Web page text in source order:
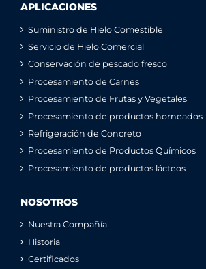
APLICACIONES
Suministro de Hielo Comestible
Servicio de Hielo Comercial
Conservación de pescado fresco
Procesamiento de Carnes
Procesamiento de Frutas y Vegetales
Procesamiento de productos horneados
Refrigeración de Concreto
Procesamiento de Productos Químicos
Procesamiento de productos lácteos
NOSOTROS
Nuestra Compañía
Historia
Certificados